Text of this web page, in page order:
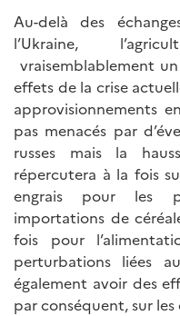
Au-delà des
l’Ukraine,
vraisemblablement
effets de la crise
approvisionnements
pas menacés par
russes mais la
répercutera à la fois
engrais pour les
importations de
fois pour
perturbations liées
également avoir des
par conséquent, sur